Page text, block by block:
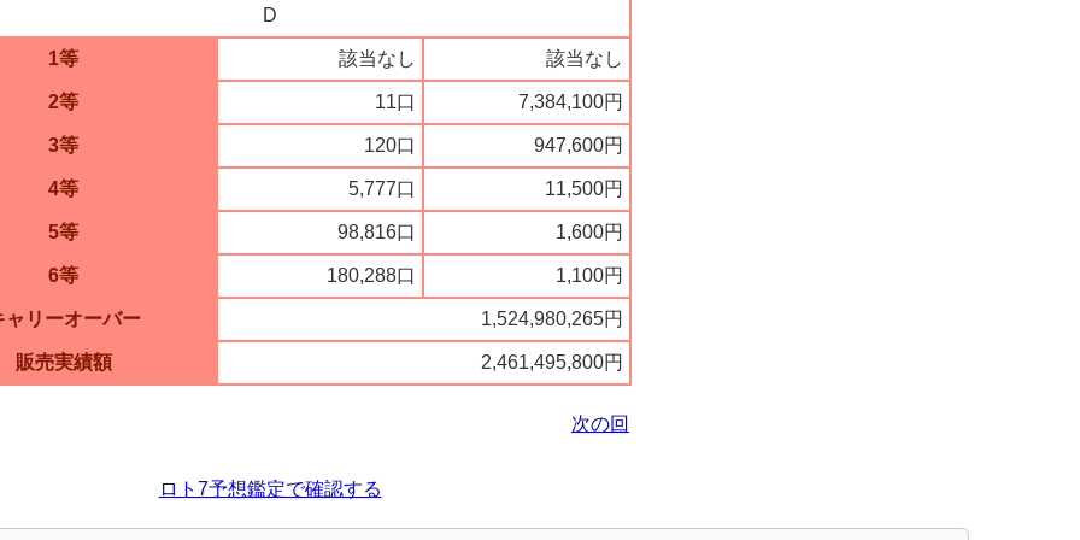
D
1等 該当なし 該当なし
2等 11口 7,384,100円
3等 120口 947,600円
4等 5,777口 11,500円
5等 98,816口 1,600円
6等 180,288口 1,100円
ャリーオーバー 1,524,980,265円
販売実績額 2,461,495,800円
次の回
ロト7予想鑑定で確認する